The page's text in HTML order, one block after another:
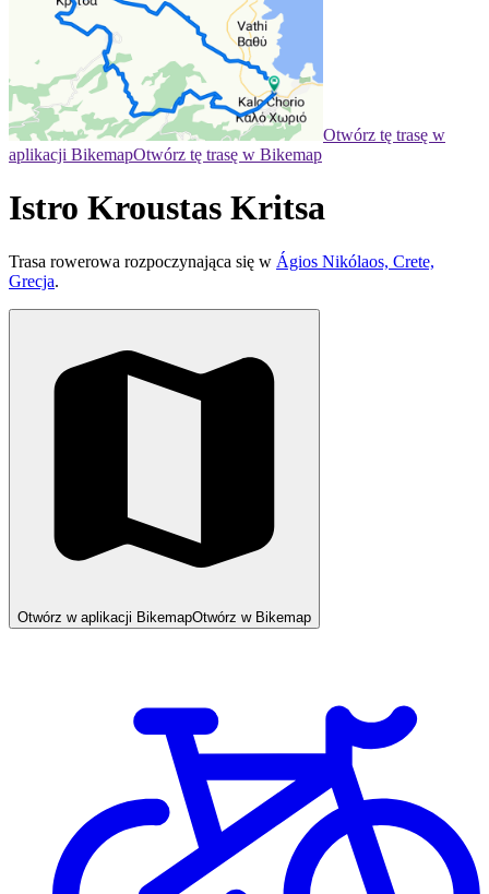
Otwórz tę trasę w
aplikacji BikemapOtwórz tę trasę w Bikemap
Istro Kroustas Kritsa
Trasa rowerowa rozpoczynająca się w Ágios Nikólaos, Crete,
Grecja.
Otwórz w aplikacji BikemapOtwórz w Bikemap